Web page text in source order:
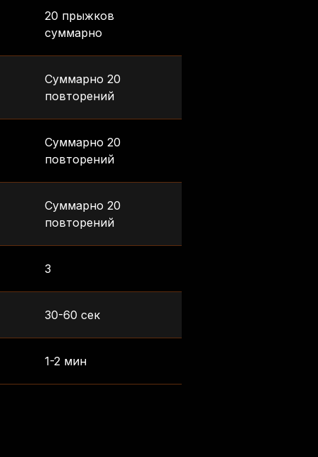
20 прыжков
суммарно
Суммарно 20
повторений
Суммарно 20
повторений
Суммарно 20
повторений
3
30-60 сек
1-2 мин